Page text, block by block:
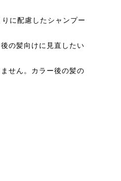
に配慮したシャンプー
の髪向けに見直したい
せん。カラー後の髪の